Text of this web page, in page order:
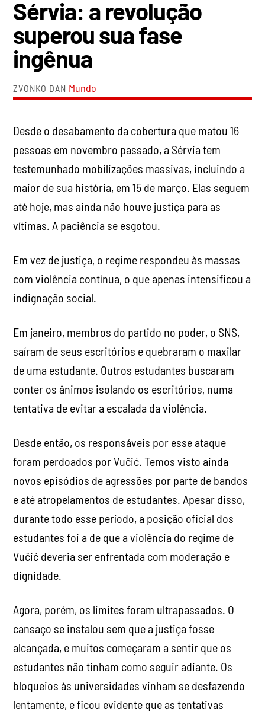
Sérvia: a revolução
superou sua fase
ingênua
ZVONKO DAN Mundo
Desde o desabamento da cobertura que matou 16
pessoas em novembro passado, a Sérvia tem
testemunhado mobilizações massivas, incluindo a
maior de sua história, em 15 de março. Elas seguem
até hoje, mas ainda não houve justiça para as
vítimas. A paciência se esgotou.
Em vez de justiça, o regime respondeu às massas
com violência contínua, o que apenas intensificou a
indignação social.
Em janeiro, membros do partido no poder, o SNS,
saíram de seus escritórios e quebraram o maxilar
de uma estudante. Outros estudantes buscaram
conter os ânimos isolando os escritórios, numa
tentativa de evitar a escalada da violência.
Desde então, os responsáveis por esse ataque
foram perdoados por Vučić. Temos visto ainda
novos episódios de agressões por parte de bandos
e até atropelamentos de estudantes. Apesar disso,
durante todo esse período, a posição oficial dos
estudantes foi a de que a violência do regime de
Vučić deveria ser enfrentada com moderação e
dignidade.
Agora, porém, os limites foram ultrapassados. O
cansaço se instalou sem que a justiça fosse
alcançada, e muitos começaram a sentir que os
estudantes não tinham como seguir adiante. Os
bloqueios às universidades vinham se desfazendo
lentamente, e ficou evidente que as tentativas